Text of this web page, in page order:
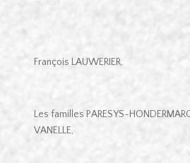
son beau-
François LAUWERIER,
Les familles PARESYS-
VANELLE,